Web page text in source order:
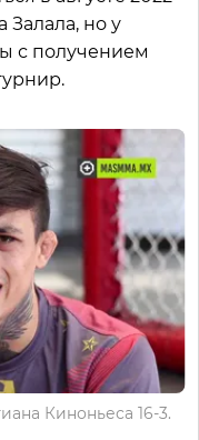
Залала, но у
с получением
Киноньеса 16-3.